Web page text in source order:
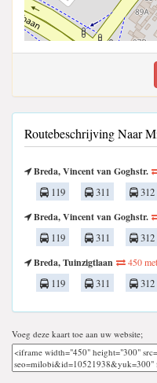
Routebeschrijving Naar
Breda, Vincent van Goghstr.
119 311 312
Breda, Vincent van Goghstr.
119 311 312
Breda, Tuinzigtlaan
450
119 311 312
Voeg deze kaart toe aan uw website;